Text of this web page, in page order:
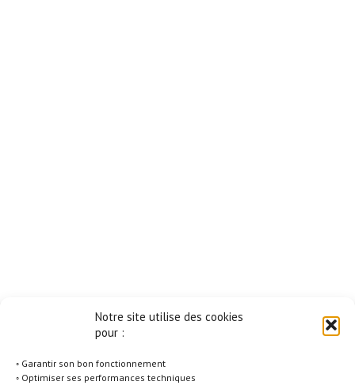
Notre site utilise des cookies
pour :
◦ Garantir son bon fonctionnement
◦ Optimiser ses performances techniques